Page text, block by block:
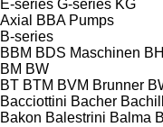
E-series G-series KG
Axial
BBA Pumps
B-series
BBM BDS Maschinen
BM BW
BT BTM BVM Brunner
Bacciottini Bacher
Bakon Balestrini Balma